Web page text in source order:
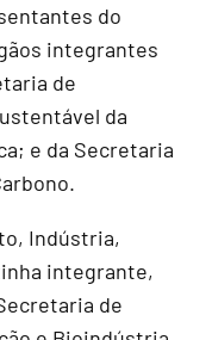
do
integrantes
de
da
e da Secretaria
Indústria,
integrante,
de